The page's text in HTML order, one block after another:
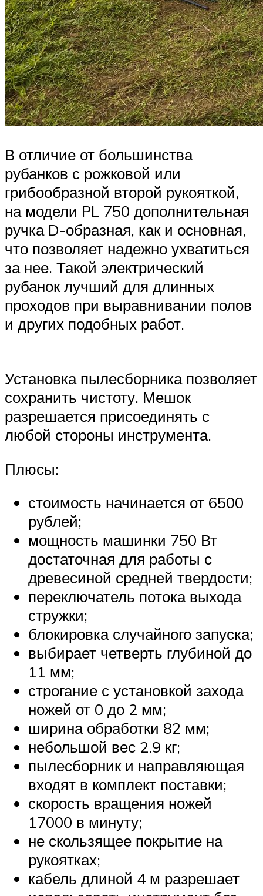
В отличие от большинства
рубанков с рожковой или
грибообразной второй рукояткой,
на модели PL 750 дополнительная
ручка D-образная, как и основная,
что позволяет надежно ухватиться
за нее. Такой электрический
рубанок лучший для длинных
проходов при выравнивании полов
и других подобных работ.
Установка пылесборника позволяет
сохранить чистоту. Мешок
разрешается присоединять с
любой стороны инструмента.
Плюсы:
стоимость начинается от 6500
рублей;
мощность машинки 750 Вт
достаточная для работы с
древесиной средней твердости;
переключатель потока выхода
стружки;
блокировка случайного запуска;
выбирает четверть глубиной до
11 мм;
строгание с установкой захода
ножей от 0 до 2 мм;
ширина обработки 82 мм;
небольшой вес 2.9 кг;
пылесборник и направляющая
входят в комплект поставки;
скорость вращения ножей
17000 в минуту;
не скользящее покрытие на
рукоятках;
кабель длиной 4 м разрешает